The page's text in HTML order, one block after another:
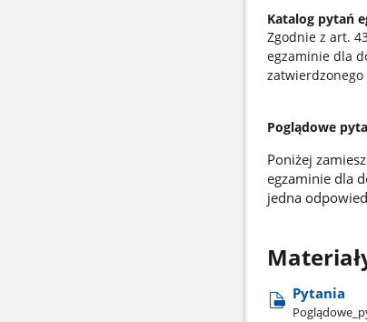
Katalog pytań
Zgodnie z art.
egzaminie dla
Poglądowe
Poniżej
egzaminie dla
jedna
Pytania